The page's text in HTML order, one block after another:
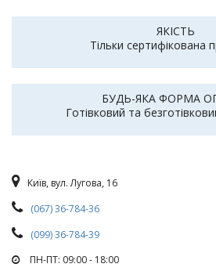
ЯКІСТЬ
Тільки сертифікована
БУДЬ-ЯКА ФОРМА
Готівковий та
Київ, вул. Лугова, 16
(067) 36-784-36
(099) 36-784-39
ПН-ПТ: 09:00 - 18:00